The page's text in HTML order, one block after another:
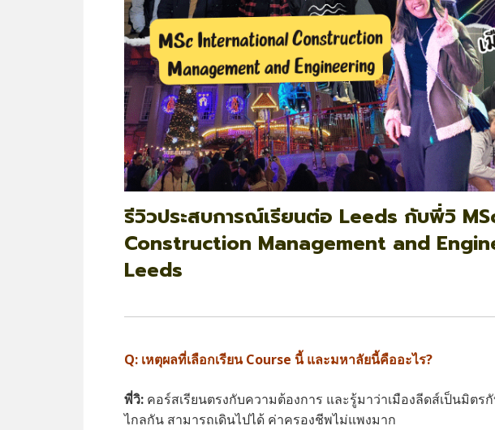
รีวิวประสบการณ์เรียนต่อ Leeds กับพี่วิ
Construction Management and
Leeds
Q: เหตุผลที่เลือกเรียน Course นี้ และมหาลัยนี้คืออะไร?
พี่วิ: คอร์สเรียนตรงกับความต้องการ และรู้มาว่าเมืองลีดส์เป็นมิต
ไกลกัน สามารถเดินไปได้ ค่าครองชีพไม่แพงมาก